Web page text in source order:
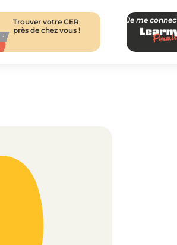
Trouver votre CER
près de chez vous !
Je me